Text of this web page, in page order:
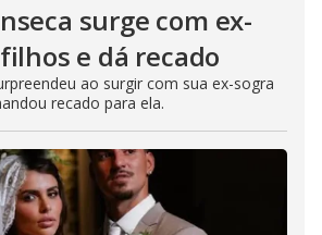
surge com ex-
e dá recado
ao surgir com sua ex-sogra
recado para ela.